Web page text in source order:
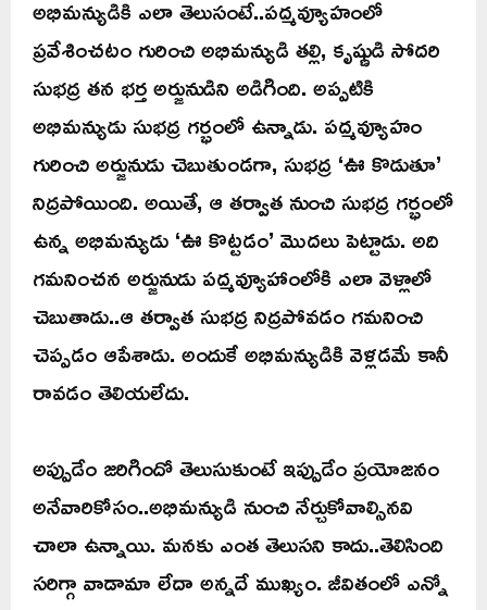
అభిమన్యుడికి ఎలా తెలుసంటే..పద్మవ్యూహంలో
ప్రవేశించటం గురించి అభిమన్యుడి తల్లి, కృష్ణుడి సోదరి
సుభద్ర తన భర్త అర్జునుడిని అడిగింది. అప్పటికి
అభిమన్యుడు సుభద్ర గర్భంలో ఉన్నాడు. పద్మవ్యూహం
గురించి అర్జునుడు చెబుతుండగా, సుభద్ర ‘ఊ కొడుతూ’
నిద్రపోయింది. అయితే, ఆ తర్వాత నుంచి సుభద్ర గర్భంలో
ఉన్న అభిమన్యుడు ‘ఊ కొట్టడం’ మొదలు పెట్టాడు. అది
గమనించన అర్జునుడు పద్మవ్యూహాంలోకి ఎలా వెళ్లాలో
చెబుతాడు..ఆ తర్వాత సుభద్ర నిద్రపోవడం గమనించి
చెప్పడం ఆపేశాడు. అందుకే అభిమన్యుడికి వెళ్లడమే కానీ
రావడం తెలియలేదు.
అప్పుడేం జరిగిందో తెలుసుకుంటే ఇప్పుడేం ప్రయోజనం
అనేవారికోసం..అభిమన్యుడి నుంచి నేర్చుకోవాల్సినవి
చాలా ఉన్నాయి. మనకు ఎంత తెలుసని కాదు..తెలిసింది
సరిగ్గా వాడామా లేదా అన్నదే ముఖ్యం. జీవితంలో ఎన్నో